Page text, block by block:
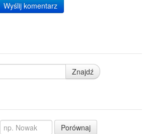
Wyślij komentarz
Znajdź
Porównaj